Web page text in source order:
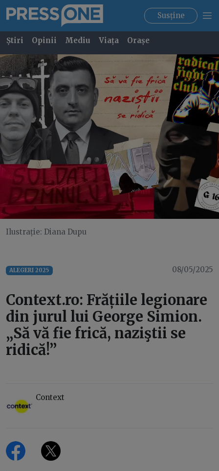
Susține
Știri Opinii Mediu Viața Orașe
Ilustrație: Diana Dupu
ALEGERI 2025 08/05/2025
Context.ro: Frățiile legionare
din jurul lui George Simion.
„Să vă fie frică, naziştii se
ridică!”
Context